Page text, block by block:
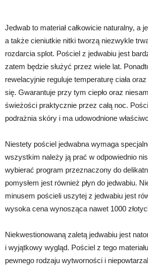
Jedwab to materiał całkowicie naturalny, a
a także cieniutkie nitki tworzą niezwykle
rozdarcia splot. Pościel z jedwabiu jest
zatem będzie służyć przez wiele lat.
rewelacyjnie reguluje temperaturę ciała
się. Gwarantuje przy tym ciepło oraz
świeżości praktycznie przez całą noc.
podrażnia skóry i ma udowodnione
Niestety pościel jedwabna wymaga
wszystkim należy ją prać w odpowiednio
wybierać program przeznaczony do
pomysłem jest również płyn do jedwabiu.
minusem pościeli uszytej z jedwabiu jest
wysoka cena wynosząca nawet 1000
Niekwestionowaną zaletą jedwabiu jest
i wyjątkowy wygląd. Pościel z tego
pewnego rodzaju wytworności i